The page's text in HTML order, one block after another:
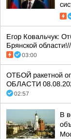
Егор Ковальчук:
Брянской области!//
03:00
ОТБОЙ ракетной
ОБЛАСТИ
02:57
В